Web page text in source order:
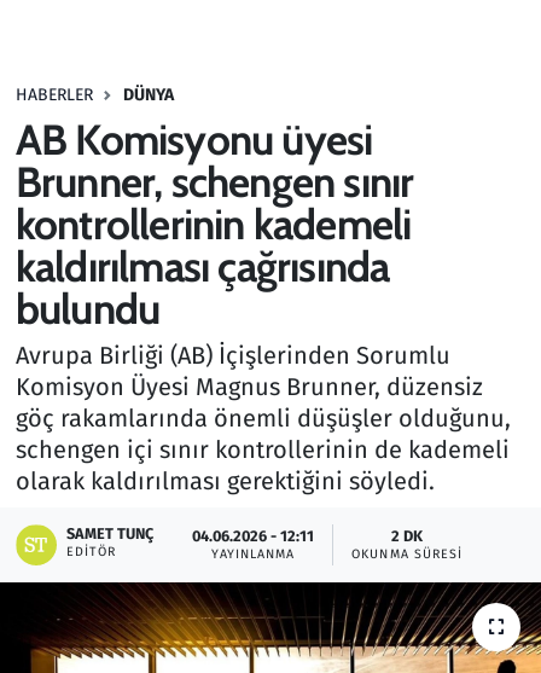
HABERLER DÜNYA
AB Komisyonu üyesi
Brunner, schengen sınır
kontrollerinin kademeli
kaldırılması çağrısında
bulundu
Avrupa Birliği (AB) İçişlerinden Sorumlu
Komisyon Üyesi Magnus Brunner, düzensiz
göç rakamlarında önemli düşüşler olduğunu,
schengen içi sınır kontrollerinin de kademeli
olarak kaldırılması gerektiğini söyledi.
SAMET TUNÇ
EDITÖR
04.06.2026 - 12:11
YAYINLANMA
2 DK
OKUNMA SÜRESI
Haber
Kültür Sanat
Kurumsal Haberler
Lezzet Durağı
Memur ve Kamu
Otomobil
Oyun
Ramazan
Resmi İlanlar
Rüya Tabirleri